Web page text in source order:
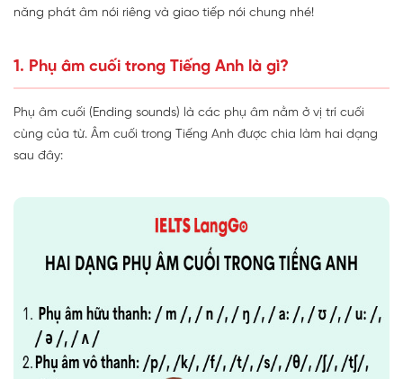
năng phát âm nói riêng và giao tiếp nói chung nhé!
1. Phụ âm cuối trong Tiếng Anh là gì?
Phụ âm cuối (Ending sounds) là các phụ âm nằm ở vị trí cuối
cùng của từ. Âm cuối trong Tiếng Anh được chia làm hai dạng
sau đây: